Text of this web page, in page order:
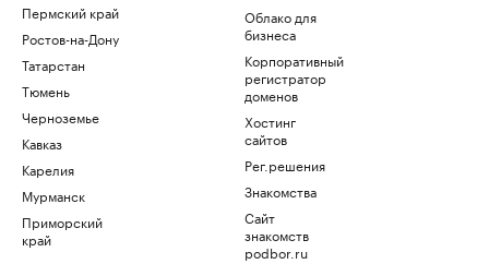
Пермский край
Ростов-на-Дону
Татарстан
Тюмень
Черноземье
Кавказ
Карелия
Мурманск
Приморский
край
Облако для
бизнеса
Корпоративный
регистратор
доменов
Хостинг
сайтов
Рег.решения
Знакомства
Сайт
знакомств
podbor.ru